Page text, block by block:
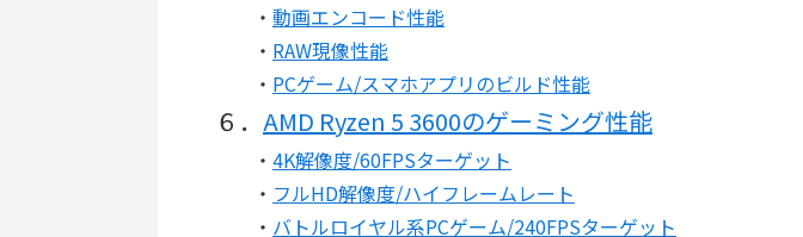
・ 動画エンコード性能
・ RAW現像性能
・ PCゲーム/スマホアプリのビルド性能
６． AMD Ryzen 5 3600のゲーミング性能
・ 4K解像度/60FPSターゲット
・ フルHD解像度/ハイフレームレート
・ バトルロイヤル系PCゲーム/240FPSターゲット